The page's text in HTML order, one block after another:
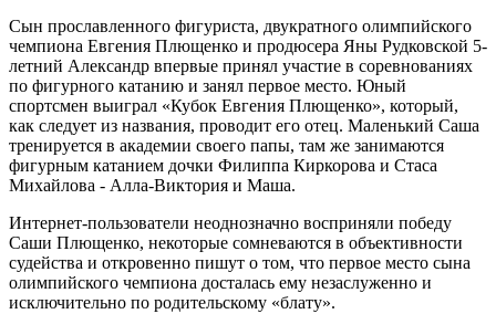
Сын прославленного фигуриста, двукратного олимпийского
чемпиона Евгения Плющенко и продюсера Яны Рудковской 5-
летний Александр впервые принял участие в соревнованиях
по фигурного катанию и занял первое место. Юный
спортсмен выиграл «Кубок Евгения Плющенко», который,
как следует из названия, проводит его отец. Маленький Саша
тренируется в академии своего папы, там же занимаются
фигурным катанием дочки Филиппа Киркорова и Стаса
Михайлова - Алла-Виктория и Маша.
Интернет-пользователи неоднозначно восприняли победу
Саши Плющенко, некоторые сомневаются в объективности
судейства и откровенно пишут о том, что первое место сына
олимпийского чемпиона досталась ему незаслуженно и
исключительно по родительскому «блату».